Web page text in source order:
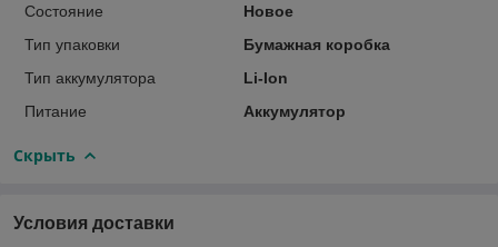
Состояние
Новое
Тип упаковки
Бумажная коробка
Тип аккумулятора
Li-Ion
Питание
Аккумулятор
Скрыть
Условия доставки